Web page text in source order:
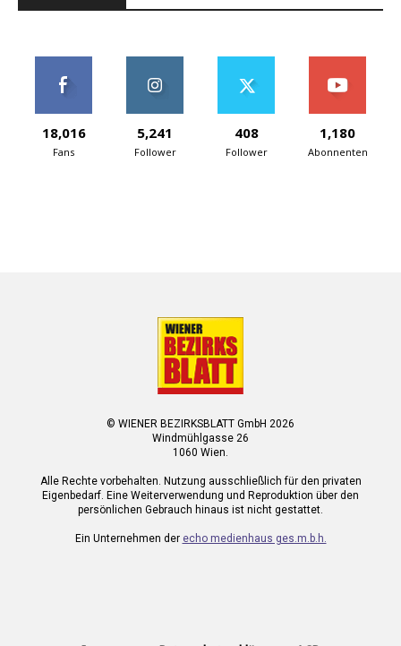
18,016
Fans
5,241
Follower
408
Follower
1,180
Abonnenten
© WIENER BEZIRKSBLATT GmbH 2026
Windmühlgasse 26
1060 Wien.
Alle Rechte vorbehalten. Nutzung ausschließlich für den privaten
Eigenbedarf. Eine Weiterverwendung und Reproduktion über den
persönlichen Gebrauch hinaus ist nicht gestattet.
Ein Unternehmen der echo medienhaus ges.m.b.h.